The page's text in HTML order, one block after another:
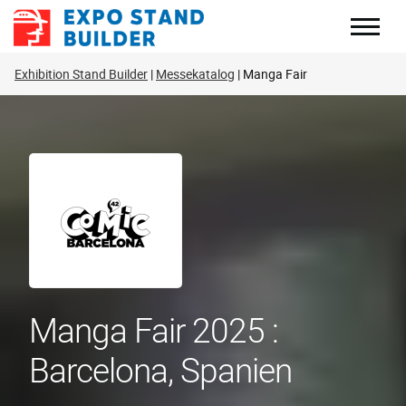
Zum
Inhalt
Exhibition Stand Builder Messekatalog Manga Fair
Manga Fair 2025 :
Barcelona, Spanien